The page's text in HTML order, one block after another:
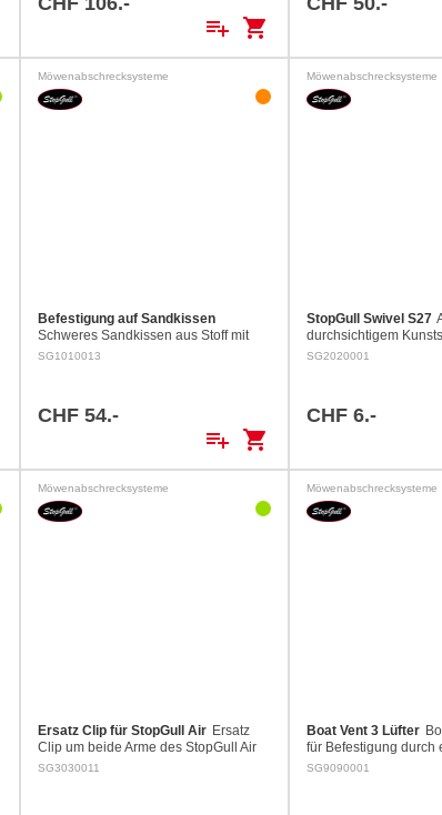
playlist_add shopping_cart
Möwenabschrecksysteme
Befestigung auf Sandkissen
Schweres Sandkissen aus Stoff mit
Befestigungsgurt für Achter- und
SG1010013
CHF 54.-
playlist_add shopping_cart
Möwenabschrecksysteme
StopGull Swivel S27
durchsichtigem
rotierende Teil erzeugt
SG2020001
CHF 6.-
Möwenabschrecksysteme
Ersatz Clip für StopGull Air Ersatz
Clip um beide Arme des StopGull Air
in Position zu halten.
SG3030011
Möwenabschrecksysteme
Boat Vent 3 Lüfter
für Befestigung durch
SG9090001